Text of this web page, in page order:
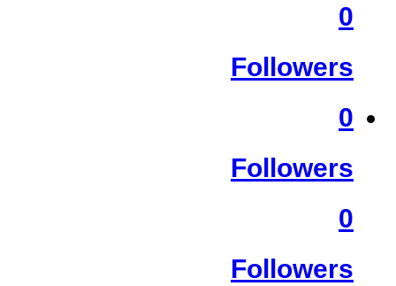
0
Followers
0
Followers
0
Followers